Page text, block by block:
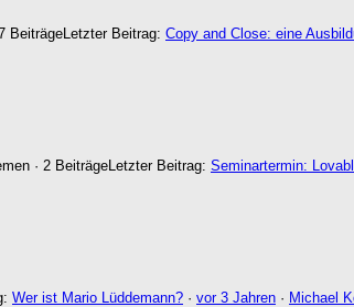
BeiträgeLetzter Beitrag: Copy and Close: eine
· 2 BeiträgeLetzter Beitrag: Seminartermin:
Wer ist Mario Lüddemann? · vor 3 Jahren · Michael